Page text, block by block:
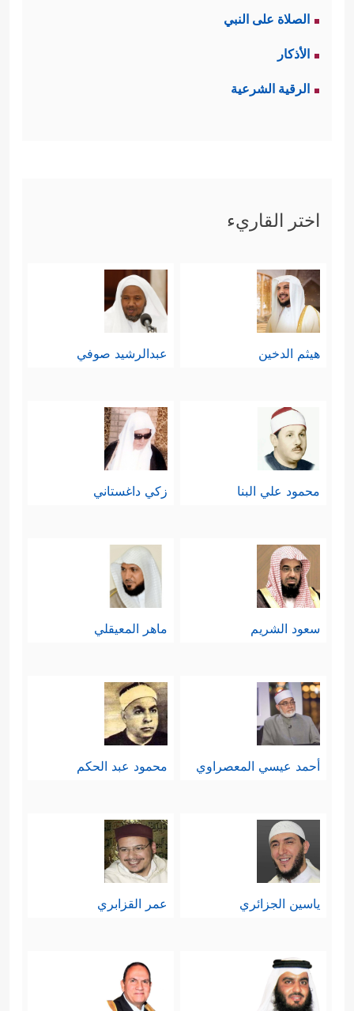
الصلاة على النبي
الأذكار
الرقية الشرعية
اختر القاريء
هيثم الدخين عبدالرشيد صوفي
محمود علي البنا زكي داغستاني
سعود الشريم ماهر المعيقلي
أحمد عيسي المعصراوي محمود عبد الحكم
ياسين الجزائري عمر القزابري